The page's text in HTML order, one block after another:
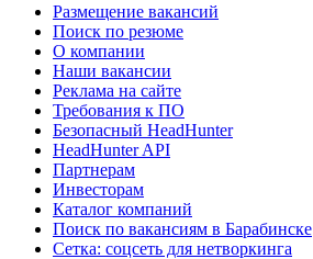
Размещение вакансий
Поиск по резюме
О компании
Наши вакансии
Реклама на сайте
Требования к ПО
Безопасный HeadHunter
HeadHunter API
Партнерам
Инвесторам
Каталог компаний
Поиск по вакансиям в Барабинске
Сетка: соцсеть для нетворкинга